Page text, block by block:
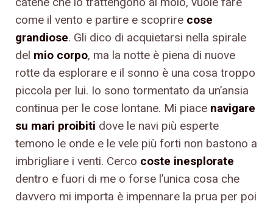
come il vento e partire e scoprire cose
grandiose. Gli dico di acquietarsi nella spirale
del mio corpo, ma la notte è piena di nuove
rotte da esplorare e il sonno è una cosa troppo
piccola per lui. Io sono tormentato da un’ansia
continua per le cose lontane. Mi piace navigare
su mari proibiti dove le navi più esperte
temono le onde e le vele più forti non bastono a
imbrigliare i venti. Cerco coste inesplorate
dentro e fuori di me o forse l’unica cosa che
davvero mi importa è impennare la prua per poi